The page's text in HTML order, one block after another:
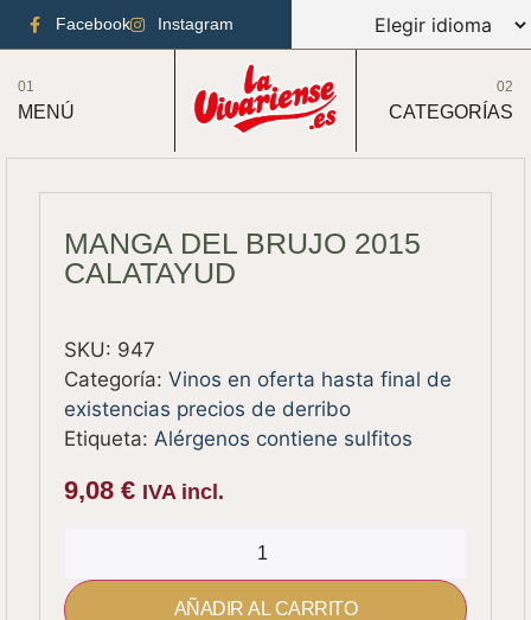
Facebook Instagram
01
MENÚ
02
CATEGORÍAS
MANGA DEL BRUJO 2015
CALATAYUD
SKU: 947
Categoría:Vinos en oferta hasta final de
existencias precios de derribo
Etiqueta: Alérgenos contiene sulfitos
9,08€ IVA incl.
AÑADIR AL CARRITO